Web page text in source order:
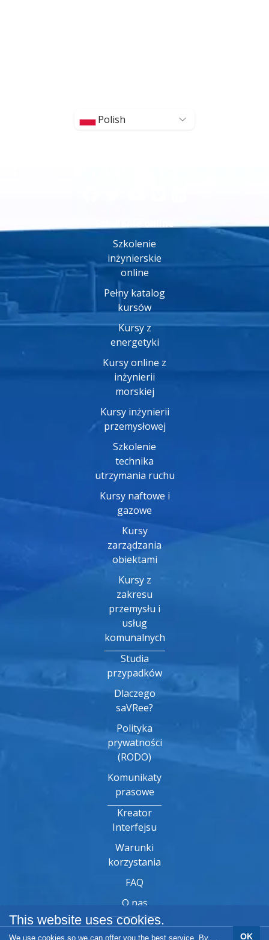
Polish
Szkolenie online
Szkolenie
inżynierskie
online
Pełny katalog
kursów
Kursy z
energetyki
Kursy online z
inżynierii
morskiej
Kursy inżynierii
przemysłowej
Szkolenie
technika
utrzymania ruchu
Kursy naftowe i
gazowe
Kursy
zarządzania
obiektami
Kursy z
zakresu
przemysłu i
usług
komunalnych
Studia
przypadków
Dlaczego
saVRee?
Polityka
prywatności
(RODO)
Komunikaty
prasowe
Kreator
Interfejsu
Warunki
korzystania
FAQ
O nas
This website uses cookies.
We use cookies so we can offer you the best service. By OK